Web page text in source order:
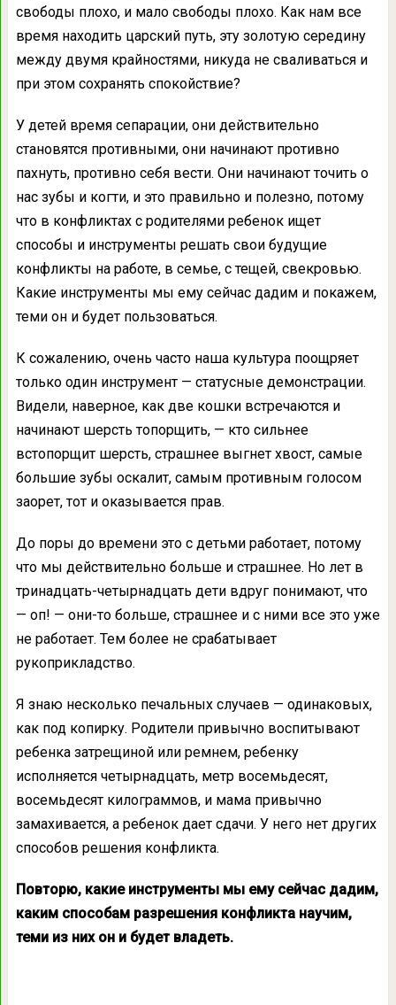
свободы плохо, и мало свободы плохо. Как нам все
время находить царский путь, эту золотую середину
между двумя крайностями, никуда не сваливаться и
при этом сохранять спокойствие?
У детей время сепарации, они действительно
становятся противными, они начинают противно
пахнуть, противно себя вести. Они начинают точить о
нас зубы и когти, и это правильно и полезно, потому
что в конфликтах с родителями ребенок ищет
способы и инструменты решать свои будущие
конфликты на работе, в семье, с тещей, свекровью.
Какие инструменты мы ему сейчас дадим и покажем,
теми он и будет пользоваться.
К сожалению, очень часто наша культура поощряет
только один инструмент — статусные демонстрации.
Видели, наверное, как две кошки встречаются и
начинают шерсть топорщить, — кто сильнее
встопорщит шерсть, страшнее выгнет хвост, самые
большие зубы оскалит, самым противным голосом
заорет, тот и оказывается прав.
До поры до времени это с детьми работает, потому
что мы действительно больше и страшнее. Но лет в
тринадцать-четырнадцать дети вдруг понимают, что
— оп! — они-то больше, страшнее и с ними все это уже
не работает. Тем более не срабатывает
рукоприкладство.
Я знаю несколько печальных случаев — одинаковых,
как под копирку. Родители привычно воспитывают
ребенка затрещиной или ремнем, ребенку
исполняется четырнадцать, метр восемьдесят,
восемьдесят килограммов, и мама привычно
замахивается, а ребенок дает сдачи. У него нет других
способов решения конфликта.
Повторю, какие инструменты мы ему сейчас дадим,
каким способам разрешения конфликта научим,
теми из них он и будет владеть.